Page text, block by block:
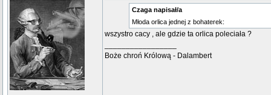
Czaga napisał/a
Młoda orlica jednej z bohaterek:
wszystro cacy , ale gdzie ta orlica poleciała ?
Boże chroń Królową - Dalambert